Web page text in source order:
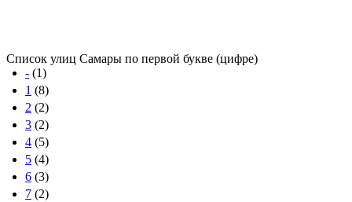
Список улиц Самары по первой букве (цифре)
- (1)
1 (8)
2 (2)
3 (2)
4 (5)
5 (4)
6 (3)
7 (2)